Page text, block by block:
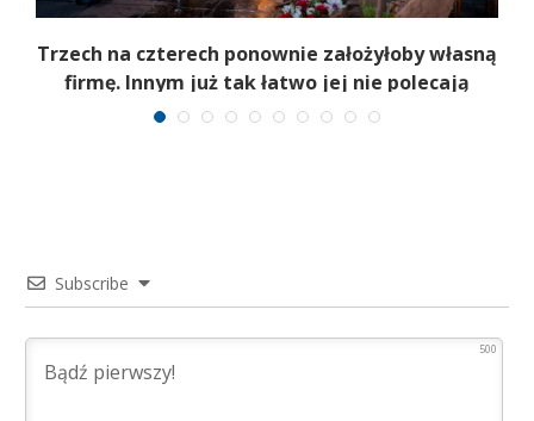
Trzech na czterech ponownie założyłoby własną
firmę. Innym już tak łatwo jej nie polecają
Subscribe
500